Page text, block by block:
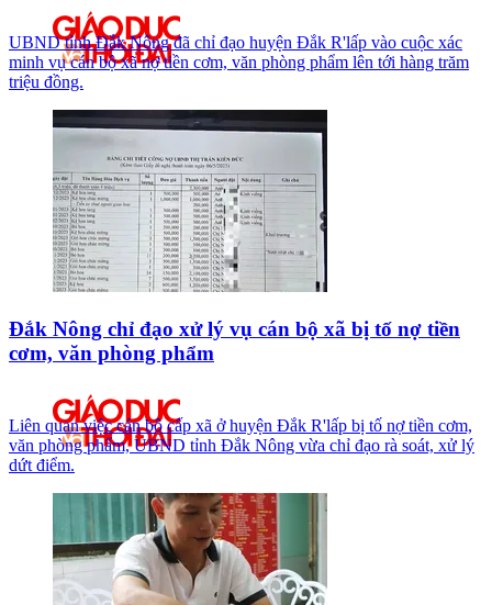
UBND tỉnh Đắk Nông đã chỉ đạo huyện Đắk R'lấp vào cuộc xác
minh vụ cán bộ xã nợ tiền cơm, văn phòng phẩm lên tới hàng trăm
triệu đồng.
Đắk Nông chỉ đạo xử lý vụ cán bộ xã bị tố nợ tiền
cơm, văn phòng phẩm
Liên quan việc cán bộ cấp xã ở huyện Đắk R'lấp bị tố nợ tiền cơm,
văn phòng phẩm, UBND tỉnh Đắk Nông vừa chỉ đạo rà soát, xử lý
dứt điểm.